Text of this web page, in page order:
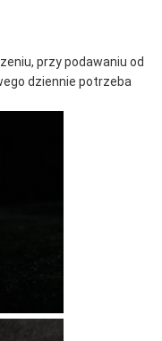
przy podawaniu od
dziennie potrzeba